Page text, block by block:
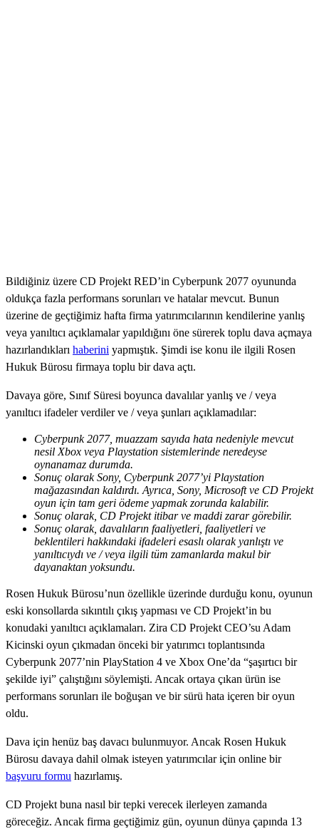
Bildiğiniz üzere CD Projekt RED’in Cyberpunk 2077 oyununda
oldukça fazla performans sorunları ve hatalar mevcut. Bunun
üzerine de geçtiğimiz hafta firma yatırımcılarının kendilerine yanlış
veya yanıltıcı açıklamalar yapıldığını öne sürerek toplu dava açmaya
hazırlandıkları haberini yapmıştık. Şimdi ise konu ile ilgili Rosen
Hukuk Bürosu firmaya toplu bir dava açtı.
Davaya göre, Sınıf Süresi boyunca davalılar yanlış ve / veya
yanıltıcı ifadeler verdiler ve / veya şunları açıklamadılar:
Cyberpunk 2077, muazzam sayıda hata nedeniyle mevcut
nesil Xbox veya Playstation sistemlerinde neredeyse
oynanamaz durumda.
Sonuç olarak Sony, Cyberpunk 2077’yi Playstation
mağazasından kaldırdı. Ayrıca, Sony, Microsoft ve CD Projekt
oyun için tam geri ödeme yapmak zorunda kalabilir.
Sonuç olarak, CD Projekt itibar ve maddi zarar görebilir.
Sonuç olarak, davalıların faaliyetleri, faaliyetleri ve
beklentileri hakkındaki ifadeleri esaslı olarak yanlıştı ve
yanıltıcıydı ve / veya ilgili tüm zamanlarda makul bir
dayanaktan yoksundu.
Rosen Hukuk Bürosu’nun özellikle üzerinde durduğu konu, oyunun
eski konsollarda sıkıntılı çıkış yapması ve CD Projekt’in bu
konudaki yanıltıcı açıklamaları. Zira CD Projekt CEO’su Adam
Kicinski oyun çıkmadan önceki bir yatırımcı toplantısında
Cyberpunk 2077’nin PlayStation 4 ve Xbox One’da “şaşırtıcı bir
şekilde iyi” çalıştığını söylemişti. Ancak ortaya çıkan ürün ise
performans sorunları ile boğuşan ve bir sürü hata içeren bir oyun
oldu.
Dava için henüz baş davacı bulunmuyor. Ancak Rosen Hukuk
Bürosu davaya dahil olmak isteyen yatırımcılar için online bir
başvuru formu hazırlamış.
CD Projekt buna nasıl bir tepki verecek ilerleyen zamanda
göreceğiz. Ancak firma geçtiğimiz gün, oyunun dünya çapında 13